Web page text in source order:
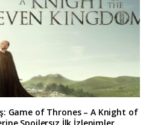
Game of Thrones – A Knight of
Spoilersız İlk İzlenimler